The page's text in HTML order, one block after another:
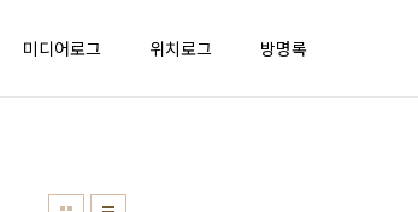
미디어로그 위치로그 방명록